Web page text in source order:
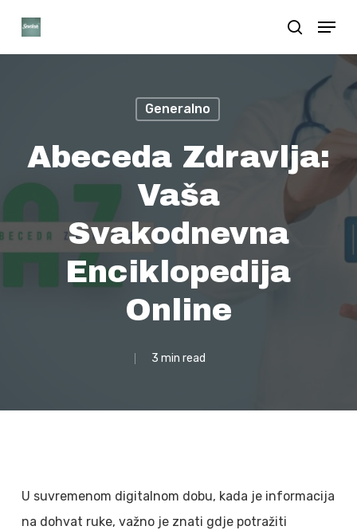
search
Menu
Generalno
Abeceda Zdravlja:
Vaša
Svakodnevna
Enciklopedija
Online
3 min read
U suvremenom digitalnom dobu, kada je informacija
na dohvat ruke, važno je znati gdje potražiti
Close
Menu